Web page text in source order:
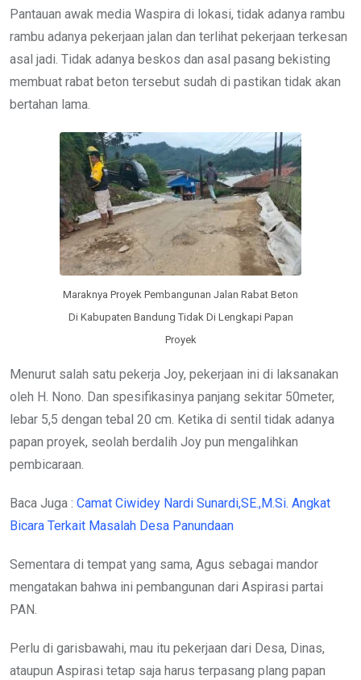
Pantauan awak media Waspira di lokasi, tidak adanya rambu
rambu adanya pekerjaan jalan dan terlihat pekerjaan terkesan
asal jadi. Tidak adanya beskos dan asal pasang bekisting
membuat rabat beton tersebut sudah di pastikan tidak akan
bertahan lama.
Maraknya Proyek Pembangunan Jalan Rabat Beton
Di Kabupaten Bandung Tidak Di Lengkapi Papan
Proyek
Menurut salah satu pekerja Joy, pekerjaan ini di laksanakan
oleh H. Nono. Dan spesifikasinya panjang sekitar 50meter,
lebar 5,5 dengan tebal 20 cm. Ketika di sentil tidak adanya
papan proyek, seolah berdalih Joy pun mengalihkan
pembicaraan.
Baca Juga : Camat Ciwidey Nardi Sunardi,SE.,M.Si. Angkat
Bicara Terkait Masalah Desa Panundaan
Sementara di tempat yang sama, Agus sebagai mandor
mengatakan bahwa ini pembangunan dari Aspirasi partai
PAN.
Perlu di garisbawahi, mau itu pekerjaan dari Desa, Dinas,
ataupun Aspirasi tetap saja harus terpasang plang papan